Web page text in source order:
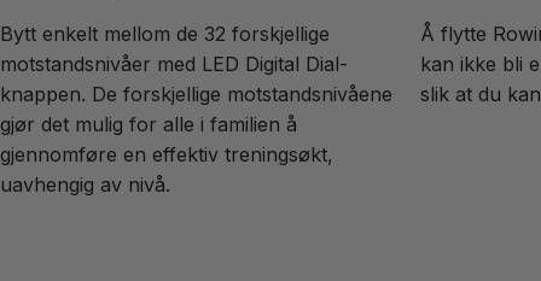
Bytt enkelt mellom de 32 forskjellige
motstandsnivåer med LED Digital Dial-
knappen. De forskjellige motstandsnivåene
gjør det mulig for alle i familien å
gjennomføre en effektiv treningsøkt,
uavhengig av nivå.
Å flytte
kan ikke bli
slik at du